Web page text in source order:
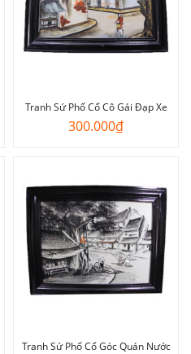
Tranh Sứ Phố Cổ Cô Gái Đạp Xe
300.000₫
Tranh Sứ Phố Cổ Góc Quán Nước